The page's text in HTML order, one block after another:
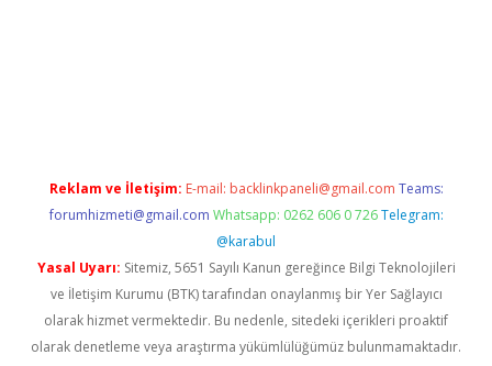
Reklam ve İletişim: E-mail: backlinkpaneli@gmail.com Teams:
forumhizmeti@gmail.com Whatsapp: 0262 606 0 726 Telegram:
@karabul
Yasal Uyarı: Sitemiz, 5651 Sayılı Kanun gereğince Bilgi Teknolojileri
ve İletişim Kurumu (BTK) tarafından onaylanmış bir Yer Sağlayıcı
olarak hizmet vermektedir. Bu nedenle, sitedeki içerikleri proaktif
olarak denetleme veya araştırma yükümlülüğümüz bulunmamaktadır.